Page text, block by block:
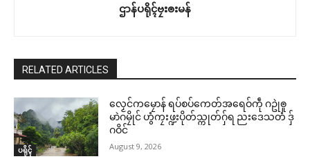
ဌာန်ပရိုၚ်ဗၠးၜးမန်
RELATED ARTICLES
ပရိုၚ်
လၟေင်ကမၠောန် ရပ်စပ်ကေတ်အရေဝ်ကဵု ဂဥုဲၜူ
မာဲဂမၠိုင် ဟွံကၠးဖ္ဍးပိုတ်သ္ကုတ်ဂှ်ရ ညးဒေသတံ ဒှ်
ဂဝိင်
August 9, 2026